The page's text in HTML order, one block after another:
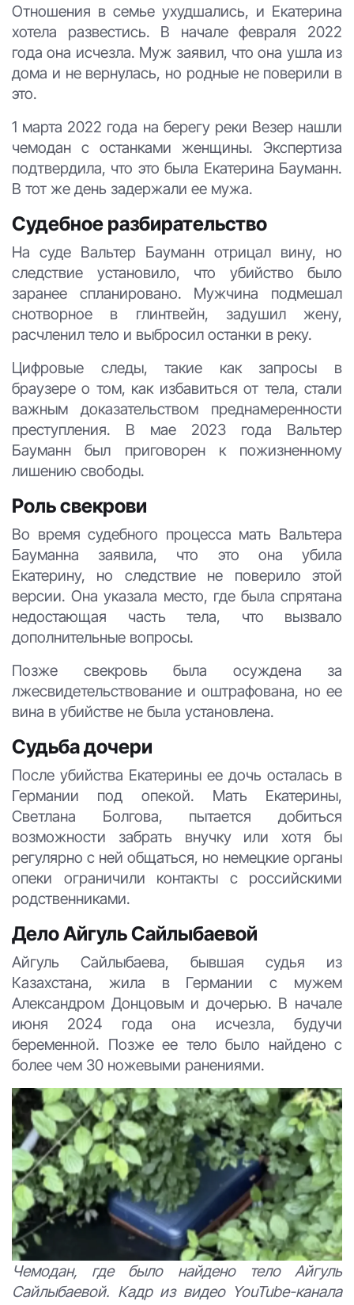
Отношения в семье ухудшались, и Екатерина
хотела развестись. В начале февраля 2022
года она исчезла. Муж заявил, что она ушла из
дома и не вернулась, но родные не поверили в
это.
1 марта 2022 года на берегу реки Везер нашли
чемодан с останками женщины. Экспертиза
подтвердила, что это была Екатерина Бауманн.
В тот же день задержали ее мужа.
Судебное разбирательство
На суде Вальтер Бауманн отрицал вину, но
следствие установило, что убийство было
заранее спланировано. Мужчина подмешал
снотворное в глинтвейн, задушил жену,
расчленил тело и выбросил останки в реку.
Цифровые следы, такие как запросы в
браузере о том, как избавиться от тела, стали
важным доказательством преднамеренности
преступления. В мае 2023 года Вальтер
Бауманн был приговорен к пожизненному
лишению свободы.
Роль свекрови
Во время судебного процесса мать Вальтера
Бауманна заявила, что это она убила
Екатерину, но следствие не поверило этой
версии. Она указала место, где была спрятана
недостающая часть тела, что вызвало
дополнительные вопросы.
Позже свекровь была осуждена за
лжесвидетельствование и оштрафована, но ее
вина в убийстве не была установлена.
Судьба дочери
После убийства Екатерины ее дочь осталась в
Германии под опекой. Мать Екатерины,
Светлана Болгова, пытается добиться
возможности забрать внучку или хотя бы
регулярно с ней общаться, но немецкие органы
опеки ограничили контакты с российскими
родственниками.
Дело Айгуль Сайлыбаевой
Айгуль Сайлыбаева, бывшая судья из
Казахстана, жила в Германии с мужем
Александром Донцовым и дочерью. В начале
июня 2024 года она исчезла, будучи
беременной. Позже ее тело было найдено с
более чем 30 ножевыми ранениями.
Чемодан, где было найдено тело Айгуль
Сайлыбаевой. Кадр из видео YouTube-канала